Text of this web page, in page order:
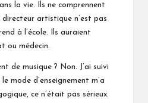
la vie. Ils ne comprennent
artistique n’est pas
à l’école. Ils auraient
ou médecin.
de musique ? Non. J’ai suivi
mode d’enseignement m’a
ce n’était pas sérieux.